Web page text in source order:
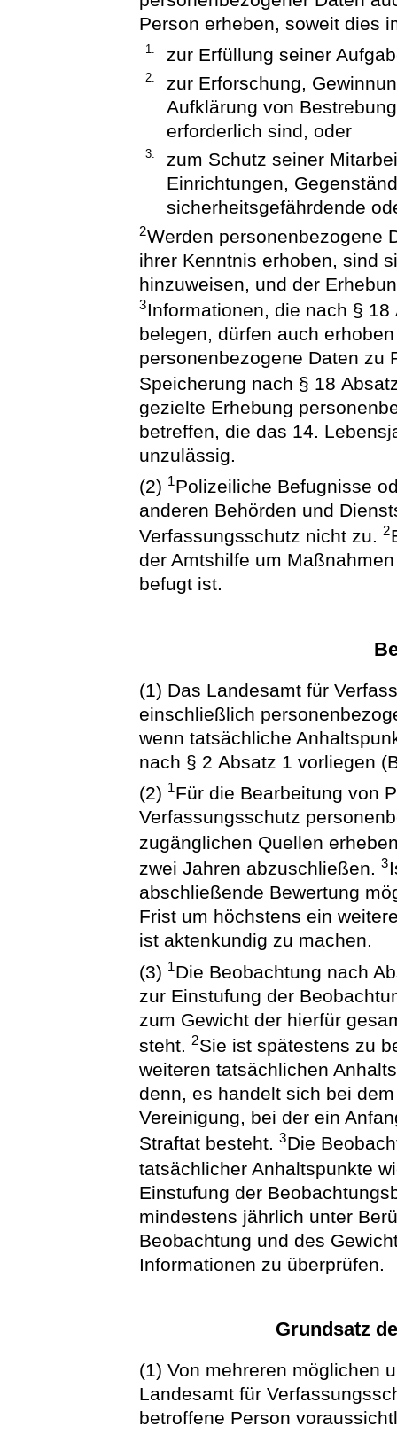
Person erheben, soweit dies
1. zur Erfüllung seiner
2.
zur Erforschung,
Aufklärung von
erforderlich sind, oder
3.
zum Schutz seiner
Einrichtungen,
sicherheitsgefährdende
2Werden personenbezogene
ihrer Kenntnis erhoben, sind
hinzuweisen, und der
3Informationen, die nach §
belegen, dürfen auch
personenbezogene Daten zu
Speicherung nach § 18
gezielte Erhebung
betreffen, die das 14.
unzulässig.
(2) 1Polizeiliche Befugnisse
anderen Behörden und
Verfassungsschutz nicht zu.2
der Amtshilfe um
befugt ist.
(1) Das Landesamt für
einschließlich
wenn tatsächliche
nach § 2 Absatz 1 vorliegen
(2) 1Für die Bearbeitung von
Verfassungsschutz
zugänglichen Quellen
zwei Jahren abzuschließen.3
abschließende Bewertung
Frist um höchstens ein
ist aktenkundig zu machen.
(3) 1Die Beobachtung nach
zur Einstufung der
zum Gewicht der hierfür
steht.2Sie ist spätestens zu
weiteren tatsächlichen
denn, es handelt sich bei
Vereinigung, bei der ein
Straftat besteht.3Die
tatsächlicher Anhaltspunkte
Einstufung der
mindestens jährlich unter
Beobachtung und des
Informationen zu überprüfen.
Grundsatz
(1) Von mehreren möglichen
Landesamt für
betroffene Person